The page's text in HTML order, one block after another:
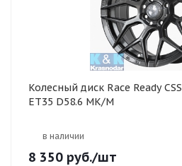
Колесный диск Race Ready
ET35 D58.6 МК/М
в наличии
8 350 руб./шт